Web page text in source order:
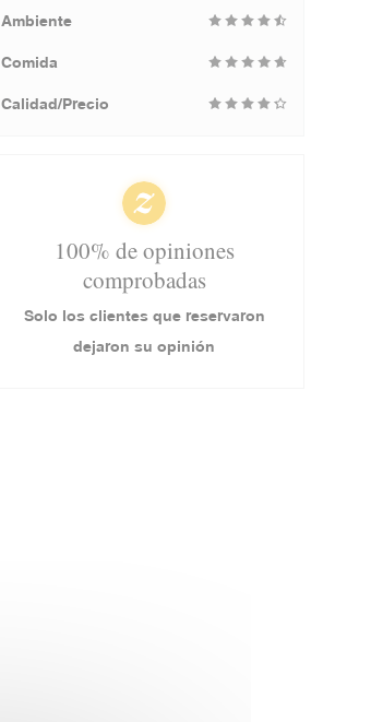
Ambiente
Comida
Calidad/Precio
100% de opiniones
comprobadas
Solo los clientes que reservaron
dejaron su opinión